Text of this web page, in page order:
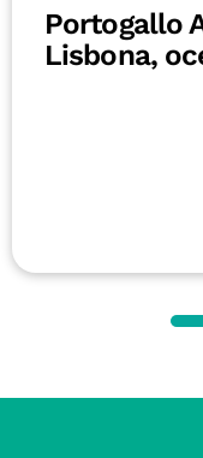
Portogallo
Lisbona,